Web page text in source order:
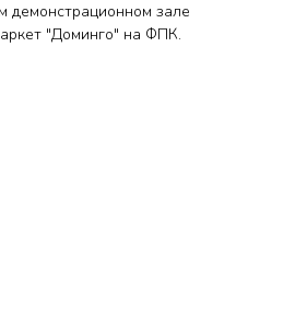
демонстрационном зале
"Доминго" на ФПК.